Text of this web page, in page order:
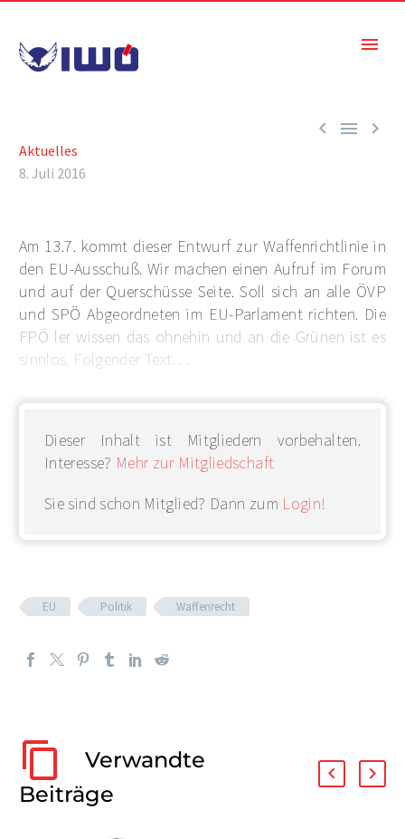
  
Aktuelles
8. Juli 2016
Am 13.7. kommt dieser Entwurf zur Waffenrichtlinie in
den EU-Ausschuß. Wir machen einen Aufruf im Forum
und auf der Querschüsse Seite. Soll sich an alle ÖVP
und SPÖ Abgeordneten im EU-Parlament richten. Die
FPÖ ler wissen das ohnehin und an die Grünen ist es
sinnlos. Folgender Text. . .
Dieser Inhalt ist Mitgliedern vorbehalten.
Interesse? Mehr zur Mitgliedschaft
Sie sind schon Mitglied? Dann zum Login!
EU Politik Waffenrecht
Verwandte
Beiträge